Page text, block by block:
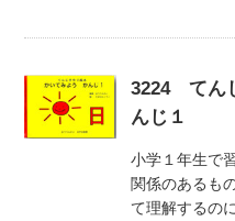
3224 てん
んじ１
小学１年生で
関係のあるも
て理解するの